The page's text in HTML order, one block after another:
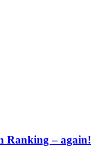
Ranking – again!